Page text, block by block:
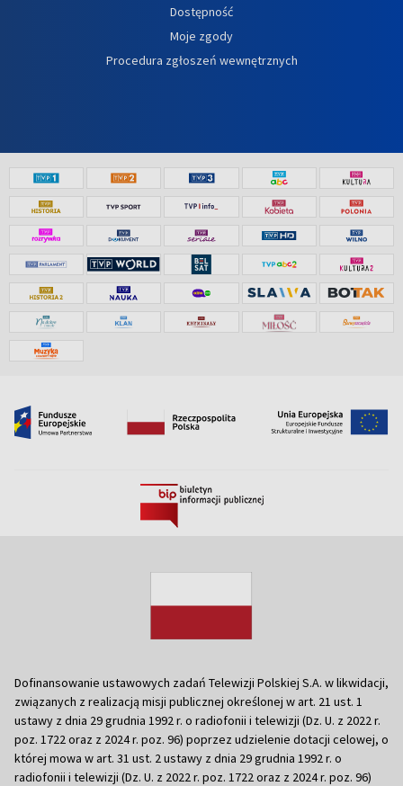
Dostępność
Moje zgody
Procedura zgłoszeń wewnętrznych
Dofinansowanie ustawowych zadań Telewizji Polskiej S.A. w likwidacji,
związanych z realizacją misji publicznej określonej w art. 21 ust. 1
ustawy z dnia 29 grudnia 1992 r. o radiofonii i telewizji (Dz. U. z 2022 r.
poz. 1722 oraz z 2024 r. poz. 96) poprzez udzielenie dotacji celowej, o
której mowa w art. 31 ust. 2 ustawy z dnia 29 grudnia 1992 r. o
radiofonii i telewizji (Dz. U. z 2022 r. poz. 1722 oraz z 2024 r. poz. 96)